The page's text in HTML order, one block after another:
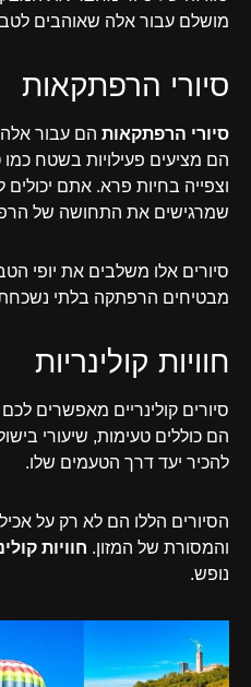
מושלם עבור אלה שאוהבים
סיורי הרפתקאות
סיורי הרפתקאות הם עבור
הם מציעים פעילויות בשטח כמו
וצפייה בחיות פרא. אתם
שמרגישים את התחושה של
סיורים אלו משלבים את יופי
מבטיחים הרפתקה בלתי
חוויות קולינריות
סיורים קולינריים מאפשרים
הם כוללים טעימות, שיעורי
להכיר יעד דרך הטעמים שלו.
הסיורים הללו הם לא רק על
והמסורת של המזון. חוויות
נופש.